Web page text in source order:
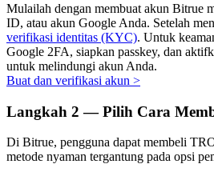
Pelajari Staking
Mulailah dengan membuat akun Bitrue
ID, atau akun Google Anda. Setelah
verifikasi identitas (KYC). Untuk
Google 2FA, siapkan passkey, dan
untuk melindungi akun Anda.
Buat dan verifikasi akun >
Langkah 2 — Pilih Cara
Di Bitrue, pengguna dapat membeli
metode nyaman tergantung pada opsi